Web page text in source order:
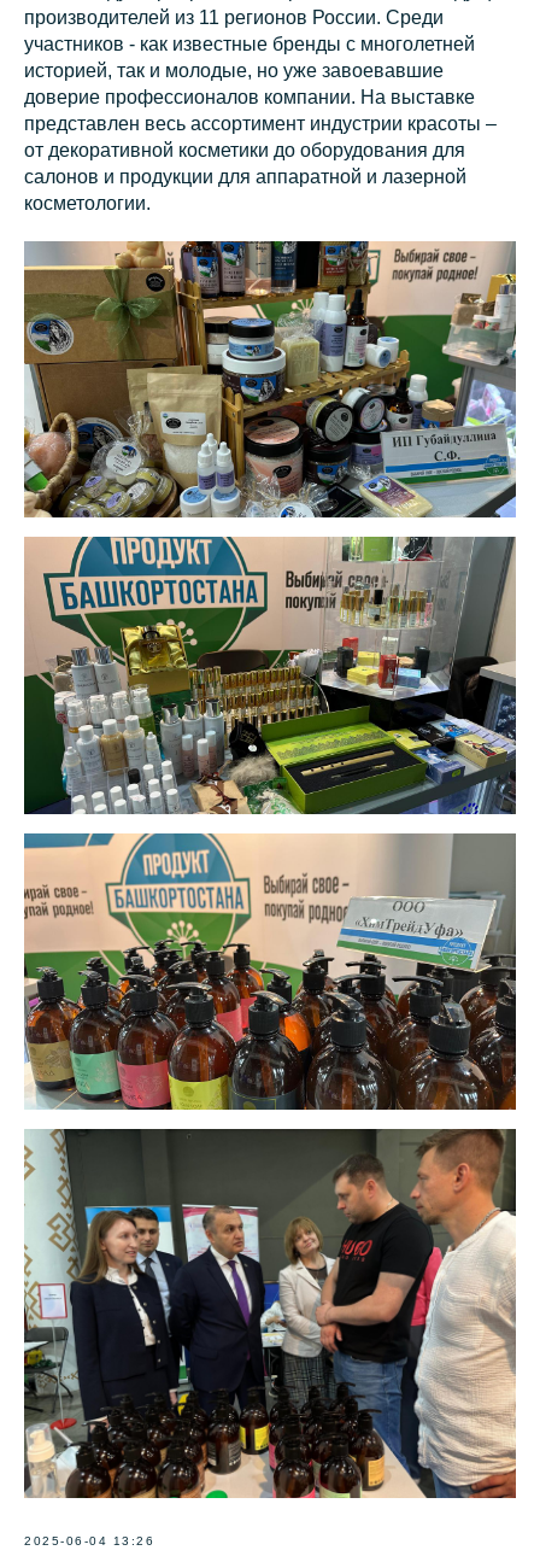
производителей из 11 регионов России. Среди
участников - как известные бренды с многолетней
историей, так и молодые, но уже завоевавшие
доверие профессионалов компании. На выставке
представлен весь ассортимент индустрии красоты –
от декоративной косметики до оборудования для
салонов и продукции для аппаратной и лазерной
косметологии.
2025-06-04 13:26